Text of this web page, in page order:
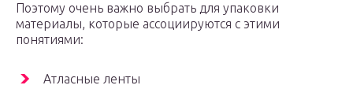
Поэтому очень важно выбрать для упаковки
материалы, которые ассоциируются с этими
понятиями:
Атласные ленты